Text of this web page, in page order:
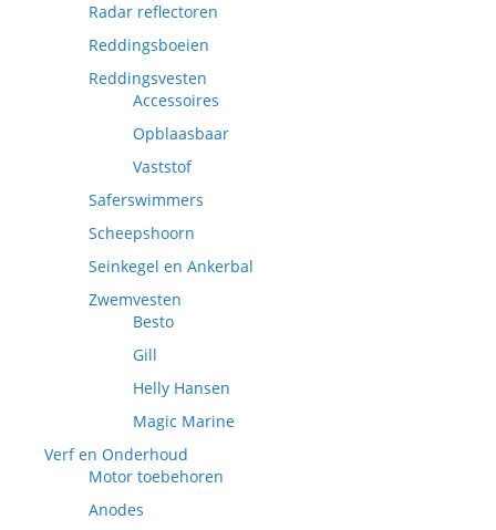
Radar reflectoren
Reddingsboeien
Reddingsvesten
Accessoires
Opblaasbaar
Vaststof
Saferswimmers
Scheepshoorn
Seinkegel en Ankerbal
Zwemvesten
Besto
Gill
Helly Hansen
Magic Marine
Verf en Onderhoud
Motor toebehoren
Anodes